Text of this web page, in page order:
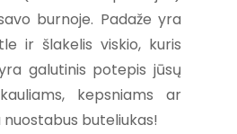
burnoje. Padaže yra
ir šlakelis viskio, kuris
galutinis potepis jūsų
kepsniams ar
buteliukas!